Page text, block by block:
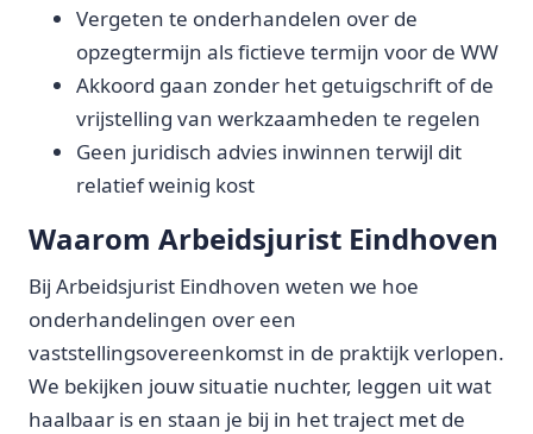
Vergeten te onderhandelen over de
opzegtermijn als fictieve termijn voor de WW
Akkoord gaan zonder het getuigschrift of de
vrijstelling van werkzaamheden te regelen
Geen juridisch advies inwinnen terwijl dit
relatief weinig kost
Waarom Arbeidsjurist Eindhoven
Bij Arbeidsjurist Eindhoven weten we hoe
onderhandelingen over een
vaststellingsovereenkomst in de praktijk verlopen.
We bekijken jouw situatie nuchter, leggen uit wat
haalbaar is en staan je bij in het traject met de